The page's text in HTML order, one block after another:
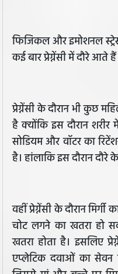
फिजिकल और इमोशनल
कई बार प्रेग्नेंसी में दौरे आते
प्रेग्नेंसी के दौरान भी कुछ
है क्योंकि इस दौरान शरीर
सोडियम और वॉटर का
है। हांलाकि इस दौरान
वहीं प्रेग्नेंसी के दौरान
चोट लगने का खतरा हो
खतरा होता है। इसलिए
एप्लेटिक दवाओं का सेवन